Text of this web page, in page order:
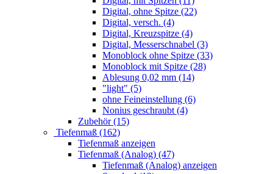
Digital, ohne Spitze (22)
Digital, versch. (4)
Digital, Kreuzspitze (4)
Digital, Messerschnabel (3)
Monoblock ohne Spitze (33)
Monoblock mit Spitze (28)
Ablesung 0,02 mm (14)
"light" (5)
ohne Feineinstellung (6)
Nonius geschraubt (4)
Zubehör (15)
Tiefenmaß (162)
Tiefenmaß anzeigen
Tiefenmaß (Analog) (47)
Tiefenmaß (Analog) anzeigen